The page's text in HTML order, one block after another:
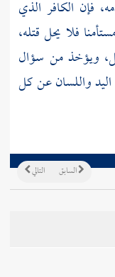
فإن الكافر الذي
فلا يحل قتله،
ويؤخذ من سؤال
واللسان عن كل
التالي السابق